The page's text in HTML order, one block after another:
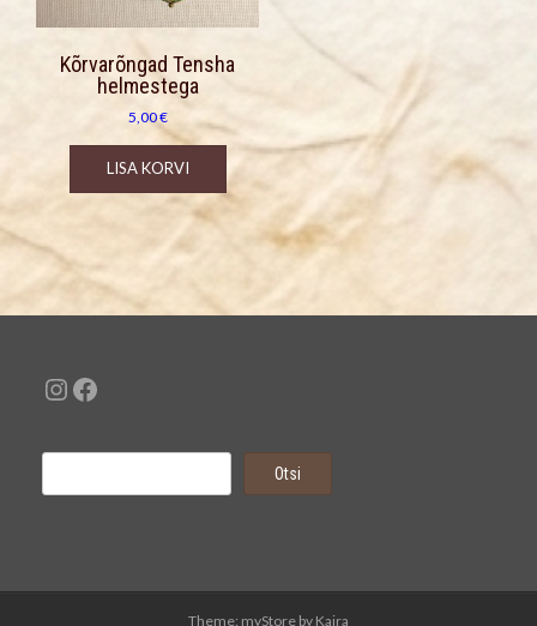
Kõrvarõngad Tensha
helmestega
5,00€
LISA KORVI
Instagram
Facebook
Otsi
Theme: myStore by Kaira